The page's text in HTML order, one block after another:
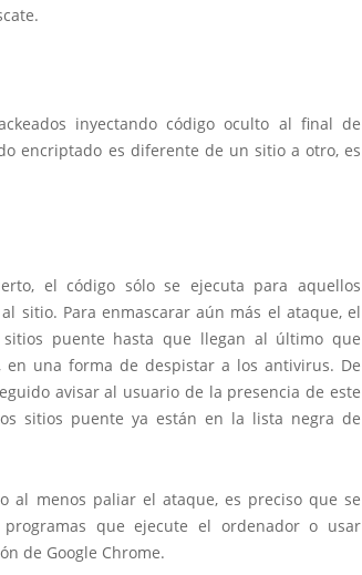
inyectando código oculto al final de
encriptado es diferente de un sitio a otro, es
el código sólo se ejecuta para aquellos
sitio. Para enmascarar aún más el ataque, el
puente hasta que llegan al último que
una forma de despistar a los antivirus. De
avisar al usuario de la presencia de este
sitios puente ya están en la lista negra de
al menos paliar el ataque, es preciso que se
que ejecute el ordenador o usar
de Google Chrome.